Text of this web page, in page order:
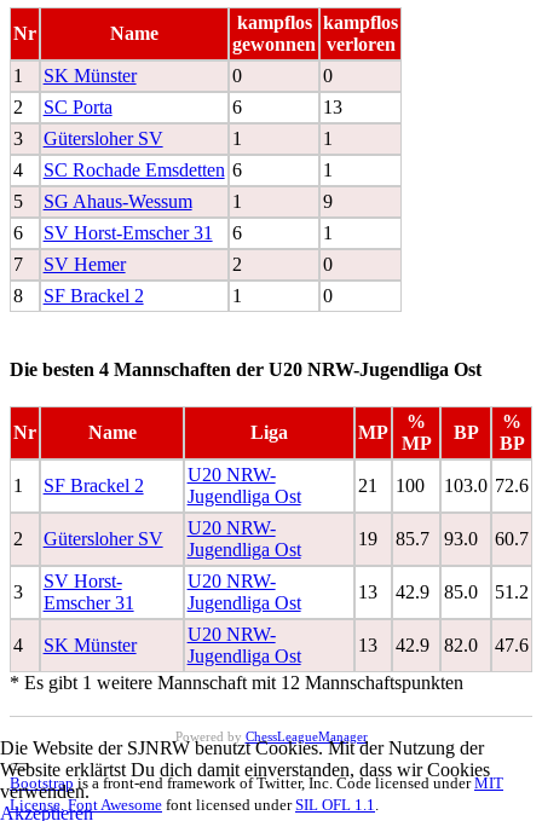
Nr Name
kampflos
gewonnen
kampflos
verloren
1
SK Münster 0
0
2
SC Porta 6
13
3
Gütersloher SV 1
1
4
SC Rochade Emsdetten 6
1
5
SG Ahaus-Wessum 1
9
6
SV Horst-Emscher 31 6
1
7
SV Hemer 2
0
8
SF Brackel 2 1 0
Die besten 4 Mannschaften der U20 NRW-Jugendliga Ost
Nr Name Liga MP
%
MP
BP
%
BP
1 SF Brackel 2
U20 NRW-
Jugendliga Ost
21 100 103.0 72.6
2 Gütersloher SV
U20 NRW-
Jugendliga Ost
19 85.7 93.0 60.7
3
SV Horst-
Emscher 31
U20 NRW-
Jugendliga Ost
13 42.9 85.0 51.2
4 SK Münster
U20 NRW-
Jugendliga Ost
13 42.9 82.0
47.6
* Es gibt 1 weitere Mannschaft mit 12 Mannschaftspunkten
Powered by ChessLeagueManager
Bootstrap is a front-end framework of Twitter, Inc. Code licensed underMIT
License. Font Awesome font licensed underSIL OFL 1.1.
Die Website der SJNRW benutzt Cookies. Mit der Nutzung der
Website erklärtst Du dich damit einverstanden, dass wir Cookies
verwenden.
Akzeptieren